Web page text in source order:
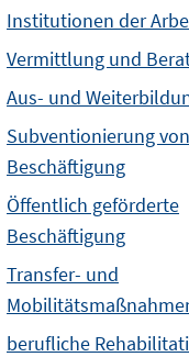
Institutionen der
Vermittlung und
Aus- und
Subventionierung von
Beschäftigung
Öffentlich geförderte
Beschäftigung
Transfer- und
berufliche